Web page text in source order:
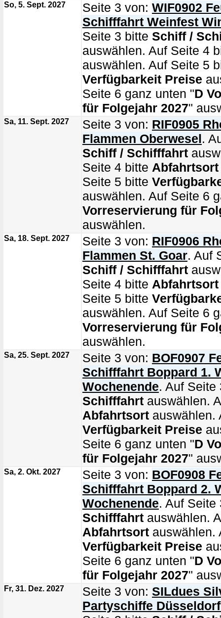
So, 5. Sept. 2027 Seite 3 von: WIF0902
Schifffahrt Weinfest
Seite 3 bitte Schiff /
auswählen. Auf Seite 4
auswählen. Auf Seite 5
Verfügbarkeit Preise
Seite 6 ganz unten "D
für Folgejahr 2027"
Sa, 11. Sept. 2027 Seite 3 von: RIF0905
Flammen Oberwesel.
Schiff / Schifffahrt
Seite 4 bitte Abfahrtsort
Seite 5 bitte
auswählen. Auf Seite 6
Vorreservierung für
auswählen.
Sa, 18. Sept. 2027 Seite 3 von: RIF0906
Flammen St. Goar. Auf
Schiff / Schifffahrt
Seite 4 bitte Abfahrtsort
Seite 5 bitte
auswählen. Auf Seite 6
Vorreservierung für
auswählen.
Sa, 25. Sept. 2027 Seite 3 von: BOF0907
Schifffahrt Boppard 1.
Wochenende. Auf
Schifffahrt auswählen.
Abfahrtsort auswählen.
Verfügbarkeit Preise
Seite 6 ganz unten "D
für Folgejahr 2027"
Sa, 2. Okt. 2027 Seite 3 von: BOF0908
Schifffahrt Boppard 2.
Wochenende. Auf
Schifffahrt auswählen.
Abfahrtsort auswählen.
Verfügbarkeit Preise
Seite 6 ganz unten "D
für Folgejahr 2027"
Fr, 31. Dez. 2027 Seite 3 von: SILdues
Partyschiffe